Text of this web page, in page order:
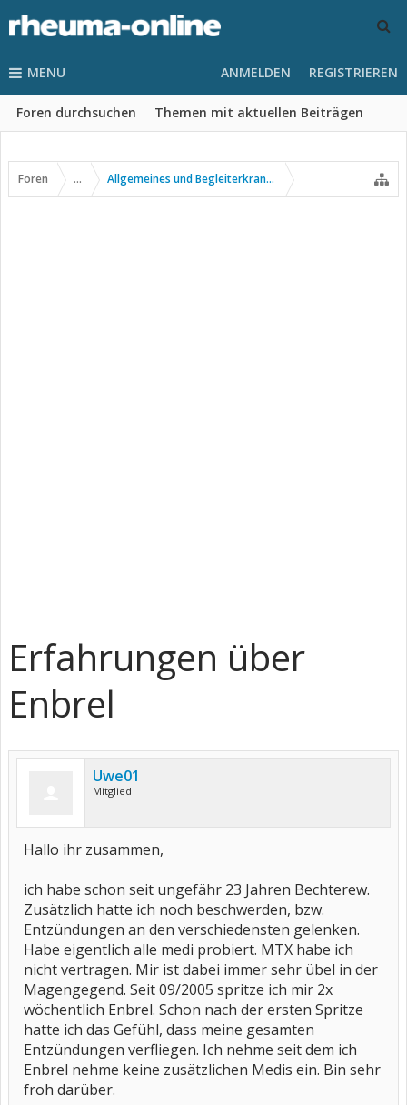
MENU
Foren durchsuchen Themen mit aktuellen Beiträgen
ANMELDEN REGISTRIEREN
Foren ... Allgemeines und Begleiterkrankungen
Erfahrungen über
Enbrel
Uwe01
Mitglied
Hallo ihr zusammen,
ich habe schon seit ungefähr 23 Jahren Bechterew.
Zusätzlich hatte ich noch beschwerden, bzw.
Entzündungen an den verschiedensten gelenken.
Habe eigentlich alle medi probiert. MTX habe ich
nicht vertragen. Mir ist dabei immer sehr übel in der
Magengegend. Seit 09/2005 spritze ich mir 2x
wöchentlich Enbrel. Schon nach der ersten Spritze
hatte ich das Gefühl, dass meine gesamten
Entzündungen verfliegen. Ich nehme seit dem ich
Enbrel nehme keine zusätzlichen Medis ein. Bin sehr
froh darüber.